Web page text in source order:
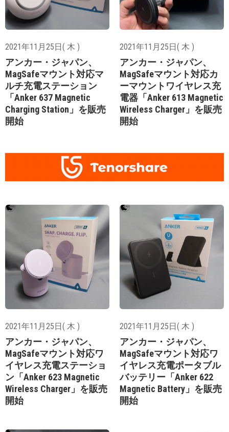
2021年11月25日( 木 )
アンカー・ジャパン、
MagSafeマウント対応マ
ルチ充電ステーション
「Anker 637 Magnetic
Charging Station」を販売
開始
2021年11月25日( 木 )
アンカー・ジャパン、
MagSafeマウント対応カ
ーマウントワイヤレス充
電器「Anker 613 Magnetic
Wireless Charger」を販売
開始
2021年11月25日( 木 )
アンカー・ジャパン、
MagSafeマウント対応ワ
イヤレス充電ステーショ
ン「Anker 623 Magnetic
Wireless Charger」を販売
開始
2021年11月25日( 木 )
アンカー・ジャパン、
MagSafeマウント対応ワ
イヤレス充電ポータブル
バッテリー「Anker 622
Magnetic Battery」を販売
開始